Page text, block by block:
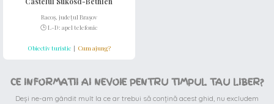
Racoș, județul Brașov
🕒 L-D:apel telefonic
Obiectiv turistic | Cum ajung?
CE INFORMATII AI NEVOIE PENTRU TIMPUL TAU LIBER?
Deși ne-am gândit mult la ce ar trebui să conțină acest ghid, nu excludem